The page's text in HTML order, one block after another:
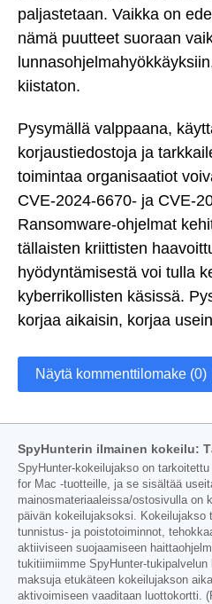
paljastetaan. Vaikka on
nämä puutteet suoraan
kiistaton.
Pysymällä valppaana,
korjaustiedostoja ja
toimintaa organisaatiot
CVE-2024-6670- ja CVE-
Ransomware-ohjelmat
tällaisten kriittisten
hyödyntämisestä voi tulla
kyberrikollisten käsissä.
korjaa aikaisin, korjaa
Näytä kommenttilomake (0)
SpyHunterin ilmainen kokeilu:
SpyHunter-kokeilujakso on
for Mac -tuotteille, ja se sisältää
mainosmateriaaleissa/ostosivulla on
päivän kokeilujaksoksi. Kokeilujakso
tunnistus- ja poistotoiminnot,
aktiiviseen suojaamiseen
tukitiimiimme SpyHunter-
maksuja etukäteen kokeilujakson
aktivoimiseen vaaditaan luottokortti.